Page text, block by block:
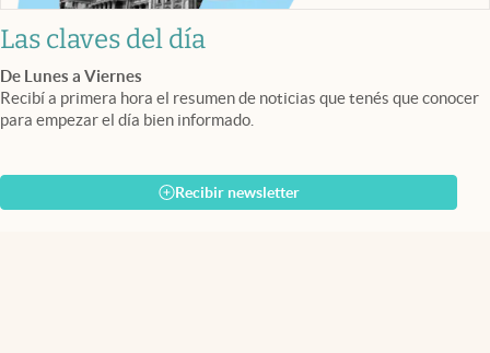
Las claves del día
De Lunes a Viernes
Recibí a primera hora el resumen de noticias que tenés que conocer
para empezar el día bien informado.
Recibir newsletter